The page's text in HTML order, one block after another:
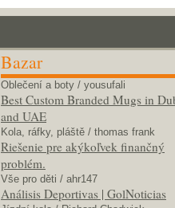
Bazar
Oblečení a boty / yousufali
Best Custom Branded Mugs in
and UAE
Kola, ráfky, pláště / thomas frank
Riešenie pre akýkoľvek finančný
problém.
Vše pro děti / ahr147
Análisis Deportivas | GolNoticias